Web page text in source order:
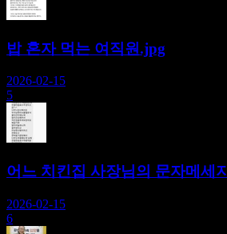
밥 혼자 먹는 여직원.jpg
2026-02-15
5
어느 치킨집 사장님의 문자메세지
2026-02-15
6